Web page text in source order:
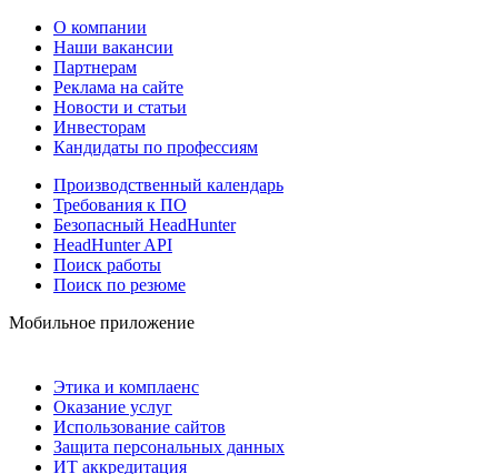
О компании
Наши вакансии
Партнерам
Реклама на сайте
Новости и статьи
Инвесторам
Кандидаты по профессиям
Производственный календарь
Требования к ПО
Безопасный HeadHunter
HeadHunter API
Поиск работы
Поиск по резюме
Мобильное приложение
Этика и комплаенс
Оказание услуг
Использование сайтов
Защита персональных данных
ИТ аккредитация